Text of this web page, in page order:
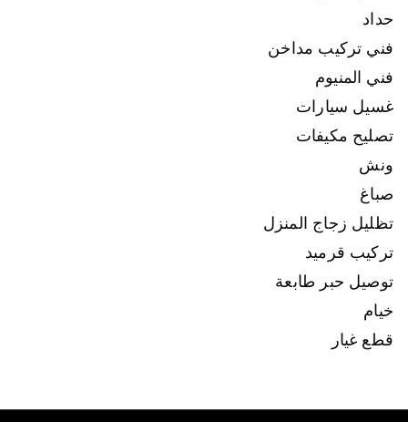
حداد
فني تركيب مداخن
فني المنيوم
غسيل سيارات
تصليح مكيفات
ونش
صباغ
تظليل زجاج المنزل
تركيب قرميد
توصيل حبر طابعة
خيام
قطع غيار